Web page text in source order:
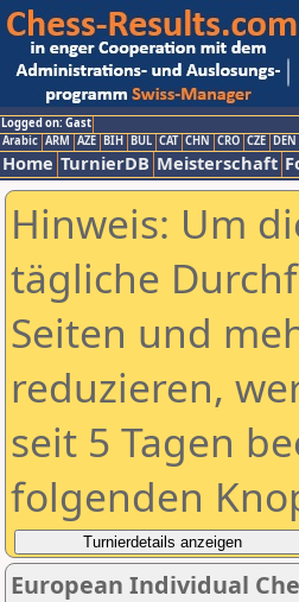
Logged on: Gast
Arabic ARM AZE BIH BUL CAT CHN CRO CZE DEN
Home TurnierDB Meisterschaft
Hinweis: Um
tägliche
Seiten und
reduzieren,
seit 5 Tagen
folgenden
European Individual